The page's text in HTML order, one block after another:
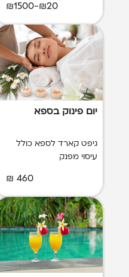
₪20-₪1500
יום פינוק בספא
גיפט קארד לספא כולל
עיסוי מפנק
460 ₪